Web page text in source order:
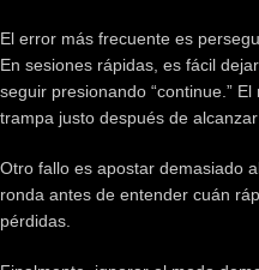
El error más frecuente es
En sesiones rápidas, es fácil
seguir presionando “continue.”
trampa justo después de
Otro fallo es apostar demasiado
ronda antes de entender cuán
pérdidas.